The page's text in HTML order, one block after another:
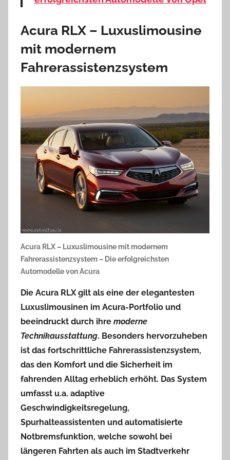
Acura RLX – Luxuslimousine
mit modernem
Fahrerassistenzsystem
Acura RLX – Luxuslimousine mit modernem
Fahrerassistenzsystem – Die erfolgreichsten
Automodelle von Acura
Die Acura RLXgilt als eine der elegantesten
Luxuslimousinen im Acura-Portfolio und
beeindruckt durch ihre moderne
Technikausstattung. Besonders hervorzuheben
ist das fortschrittliche Fahrerassistenzsystem,
das den Komfort und die Sicherheit im
fahrenden Alltag erheblich erhöht. Das System
umfasst u.a. adaptive
Geschwindigkeitsregelung,
Spurhalteassistenten und automatisierte
Notbremsfunktion, welche sowohl bei
längeren Fahrten als auch im Stadtverkehr